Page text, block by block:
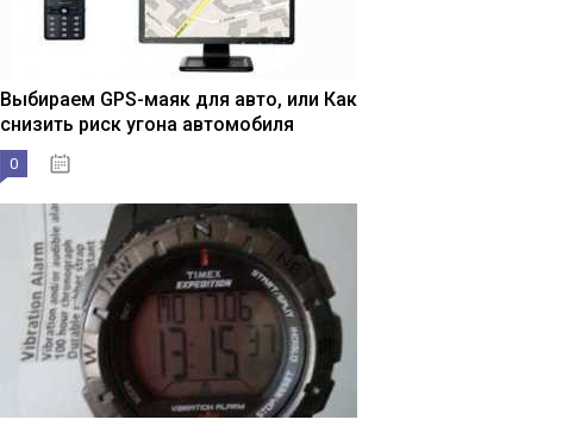
Выбираем GPS-маяк для авто, или Как
снизить риск угона автомобиля
0